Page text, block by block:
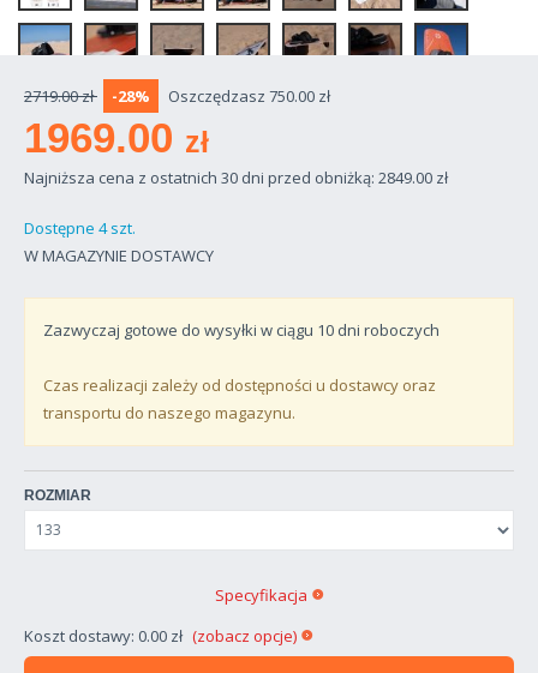
2719.00 zł -28% Oszczędzasz 750.00 zł
1969.00 zł
Najniższa cena z ostatnich 30 dni przed obniżką: 2849.00 zł
Dostępne 4 szt.
W MAGAZYNIE DOSTAWCY
Zazwyczaj gotowe do wysyłki w ciągu 10 dni roboczych
Czas realizacji zależy od dostępności u dostawcy oraz
transportu do naszego magazynu.
ROZMIAR
Koszt dostawy: 0.00 zł (zobacz opcje)
Specyfikacja